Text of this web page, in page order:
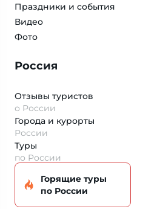
Праздники и события
Видео
Фото
Россия
Отзывы туристов
о России
Города и курорты
России
Туры
по России
Горящие туры
по России